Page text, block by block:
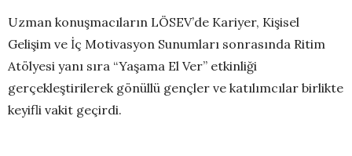
Uzman konuşmacıların LÖSEV’de Kariyer, Kişisel
Gelişim ve İç Motivasyon Sunumları sonrasında Ritim
Atölyesi yanı sıra “Yaşama El Ver” etkinliği
gerçekleştirilerek gönüllü gençler ve katılımcılar birlikte
keyifli vakit geçirdi.